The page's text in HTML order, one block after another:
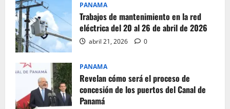
PANAMA
Trabajos de mantenimiento en la red
eléctrica del 20 al 26 de abril de 2026
abril 21, 2026 0
PANAMA
Revelan cómo será el proceso de
concesión de los puertos del Canal de
Panamá